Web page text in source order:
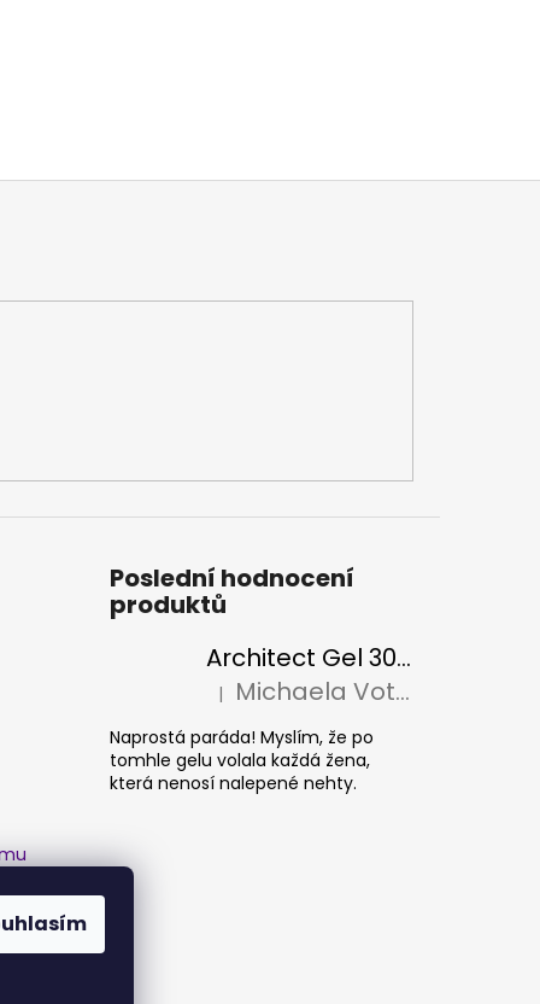
Poslední hodnocení
produktů
Architect Gel 30ml
Hodnocení produktu je 5 z 5 hvězdiček.
| Michaela Votava
Naprostá paráda! Myslím, že po
tomhle gelu volala každá žena,
která nenosí nalepené nehty.